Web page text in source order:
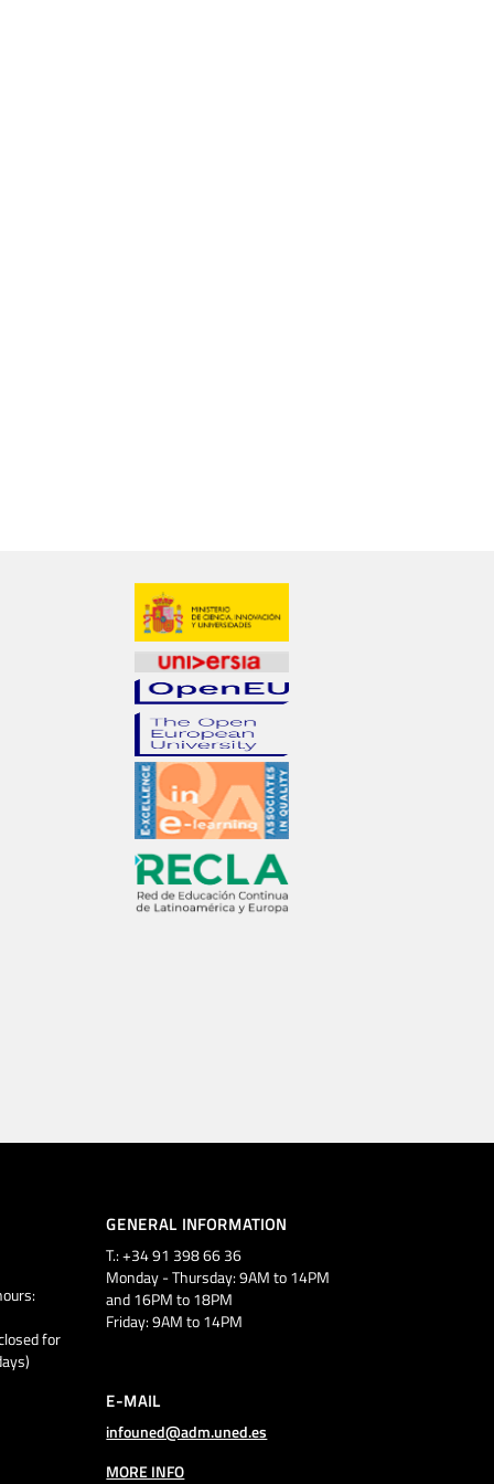
for
GENERAL INFORMATION
T.: +34 91 398 66 36
Monday - Thursday: 9AM to 14PM
and 16PM to 18PM
Friday: 9AM to 14PM
E-MAIL
infouned@adm.uned.es
MORE INFO